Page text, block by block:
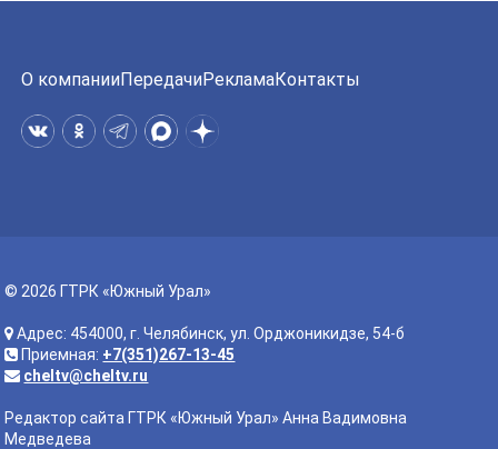
О компанииПередачиРекламаКонтакты
© 2026 ГТРК «Южный Урал»
Адрес: 454000, г. Челябинск, ул. Орджоникидзе, 54-б
Приемная: +7(351)267-13-45
cheltv@cheltv.ru
Редактор сайта ГТРК «Южный Урал» Анна Вадимовна
Медведева